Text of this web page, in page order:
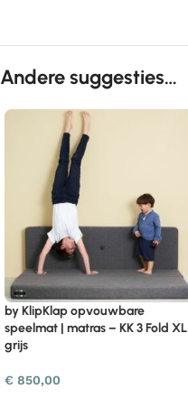
Andere suggesties…
by KlipKlap opvouwbare
speelmat | matras – KK 3 Fold XL
grijs
€ 850,00